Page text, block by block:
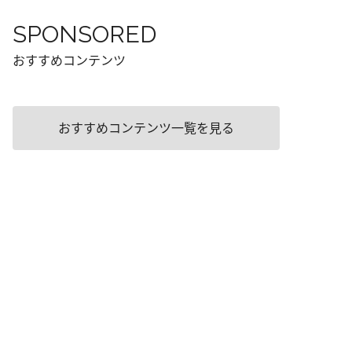
SPONSORED
おすすめコンテンツ
おすすめコンテンツ一覧を見る